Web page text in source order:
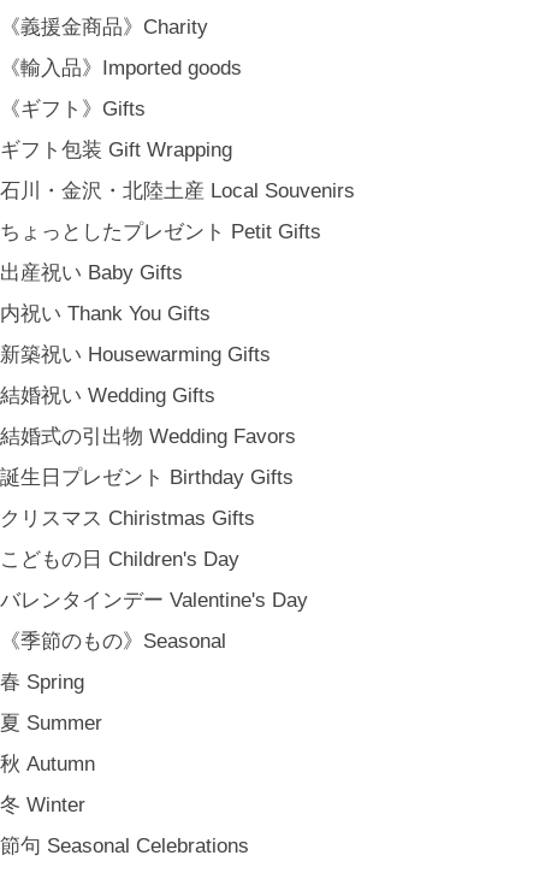
《義援金商品》Charity
《輸入品》Imported goods
《ギフト》Gifts
ギフト包装 Gift Wrapping
石川・金沢・北陸土産 Local Souvenirs
ちょっとしたプレゼント Petit Gifts
出産祝い Baby Gifts
内祝い Thank You Gifts
新築祝い Housewarming Gifts
結婚祝い Wedding Gifts
結婚式の引出物 Wedding Favors
誕生日プレゼント Birthday Gifts
クリスマス Chiristmas Gifts
こどもの日 Children's Day
バレンタインデー Valentine's Day
《季節のもの》Seasonal
春 Spring
夏 Summer
秋 Autumn
冬 Winter
節句 Seasonal Celebrations
TOP
[ MAIL MAGAZINE ]
登録
プライバシーポリシー
特定商取引法に基づく表記
会員規約